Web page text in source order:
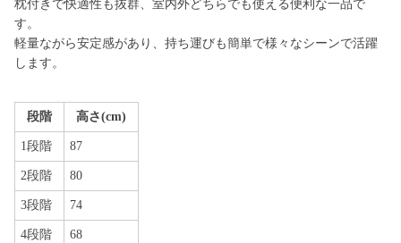
枕付きで快適性も抜群、室内外どちらでも使える便利な一品で
す。
軽量ながら安定感があり、持ち運びも簡単で様々なシーンで活躍
します。
段階 高さ(cm)
1段階 87
2段階 80
3段階 74
4段階 68